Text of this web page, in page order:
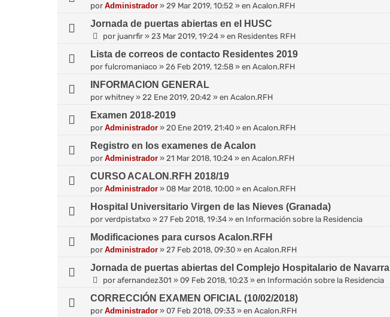
por Administrador » 29 Mar 2019, 10:52 » en Acalon.RFH
Jornada de puertas abiertas en el HUSC
por juanrfir » 23 Mar 2019, 19:24 » en Residentes RFH
Lista de correos de contacto Residentes 2019
por fulcromaniaco » 26 Feb 2019, 12:58 » en Acalon.RFH
INFORMACION GENERAL
por whitney » 22 Ene 2019, 20:42 » en Acalon.RFH
Examen 2018-2019
por Administrador » 20 Ene 2019, 21:40 » en Acalon.RFH
Registro en los examenes de Acalon
por Administrador » 21 Mar 2018, 10:24 » en Acalon.RFH
CURSO ACALON.RFH 2018/19
por Administrador » 08 Mar 2018, 10:00 » en Acalon.RFH
Hospital Universitario Virgen de las Nieves (Granada)
por verdpistatxo » 27 Feb 2018, 19:34 » en Información sobre la Residencia
Modificaciones para cursos Acalon.RFH
por Administrador » 27 Feb 2018, 09:30 » en Acalon.RFH
Jornada de puertas abiertas del Complejo Hospitalario de Navarra
por afernandez301 » 09 Feb 2018, 10:23 » en Información sobre la Residencia
CORRECCIÓN EXAMEN OFICIAL (10/02/2018)
por Administrador » 07 Feb 2018, 09:33 » en Acalon.RFH